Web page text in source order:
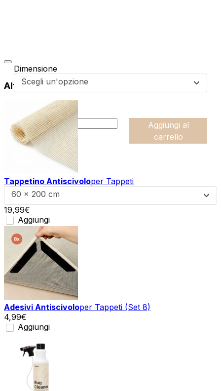
Dimensione
Scegli un'opzione
64,99€
:product_name quantity
-
+
Aggiungi al
carrello
Altri prodotti di questa collezione
Tappetino Antiscivoloper Tappeti
60 x 200 cm
19,99€
Aggiungi
Adesivi Antiscivoloper Tappeti (Set 8)
4,99€
Aggiungi